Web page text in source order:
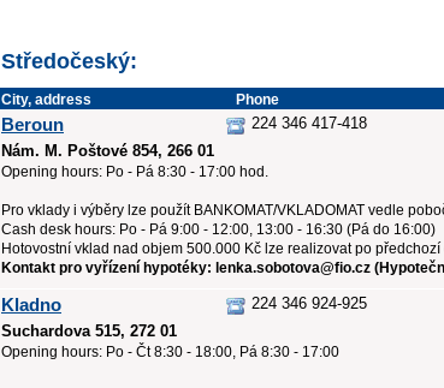
Středočeský:
City, address Phone
Beroun 224 346 417-418
Nám. M. Poštové 854, 266 01
Opening hours: Po - Pá 8:30 - 17:00 hod.
Pro vklady i výběry lze použít BANKOMAT/VKLADOMAT vedle
Cash desk hours: Po - Pá 9:00 - 12:00, 13:00 - 16:30 (Pá do 16:00)
Hotovostní vklad nad objem 500.000 Kč lze realizovat po
Kontakt pro vyřízení hypotéky: lenka.sobotova@fio.cz
Kladno 224 346 924-925
Suchardova 515, 272 01
Opening hours: Po - Čt 8:30 - 18:00, Pá 8:30 - 17:00